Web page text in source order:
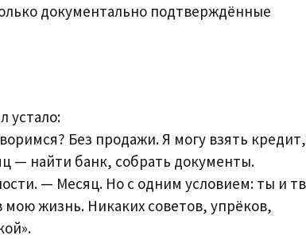
документально подтверждённые
устало:
Без продажи. Я могу взять кредит,
— найти банк, собрать документы.
— Месяц. Но с одним условием: ты и
жизнь. Никаких советов, упрёков,